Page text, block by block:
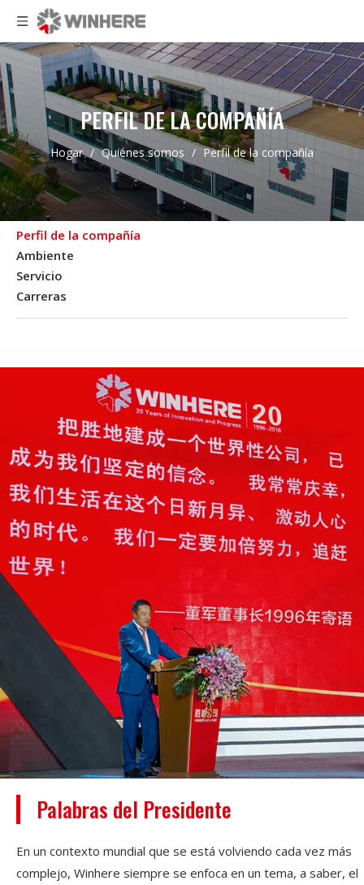
PERFIL DE LA COMPAÑÍA
Hogar / Quiénes somos / Perfil de la compañía
Perfil de la compañía
Ambiente
Servicio
Carreras
Palabras del Presidente
En un contexto mundial que se está volviendo cada vez más
complejo, Winhere siempre se enfoca en un tema, a saber, el